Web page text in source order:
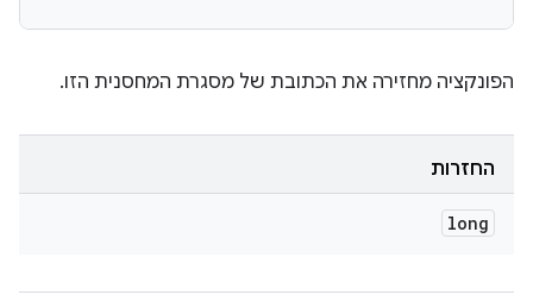
הפונקציה מחזירה את הכתובת של מסגרת המחסנית הזו.
החזרות
long